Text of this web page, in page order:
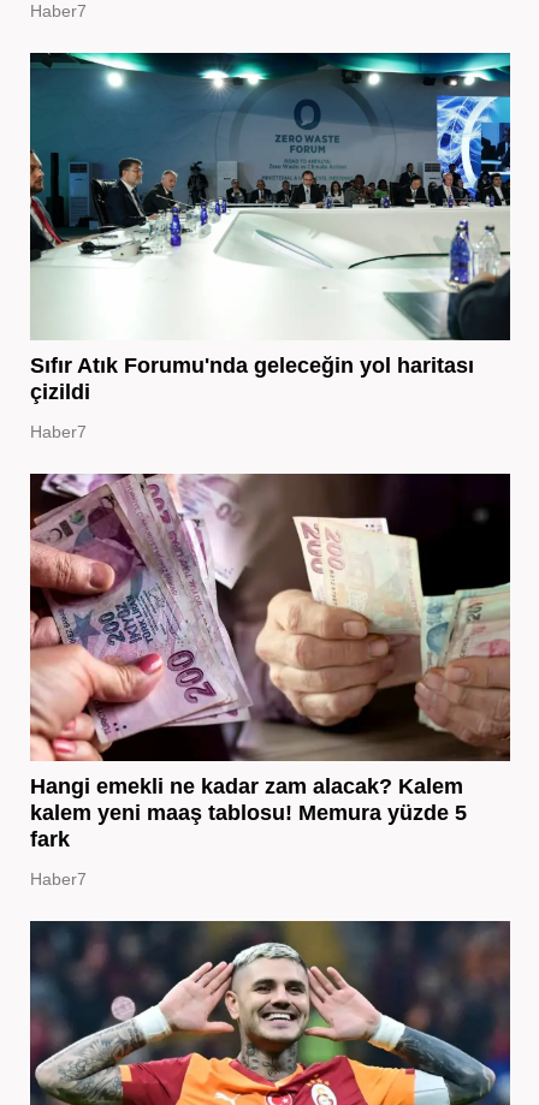
Haber7
Sıfır Atık Forumu'nda geleceğin yol haritası
çizildi
Haber7
Hangi emekli ne kadar zam alacak? Kalem
kalem yeni maaş tablosu! Memura yüzde 5
fark
Haber7